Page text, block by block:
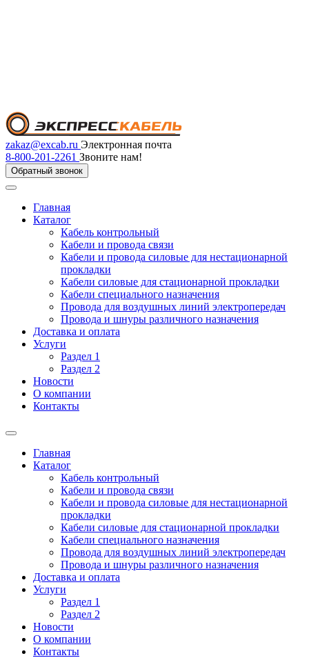
zakaz@excab.ru Электронная почта
8-800-201-2261 Звоните нам!
Обратный звонок
Главная
Каталог
Кабель контрольный
Кабели и провода связи
Кабели и провода силовые для нестационарной
прокладки
Кабели силовые для стационарной прокладки
Кабели специального назначения
Провода для воздушных линий электропередач
Провода и шнуры различного назначения
Доставка и оплата
Услуги
Раздел 1
Раздел 2
Новости
О компании
Контакты
Главная
Каталог
Кабель контрольный
Кабели и провода связи
Кабели и провода силовые для нестационарной
прокладки
Кабели силовые для стационарной прокладки
Кабели специального назначения
Провода для воздушных линий электропередач
Провода и шнуры различного назначения
Доставка и оплата
Услуги
Раздел 1
Раздел 2
Новости
О компании
Контакты